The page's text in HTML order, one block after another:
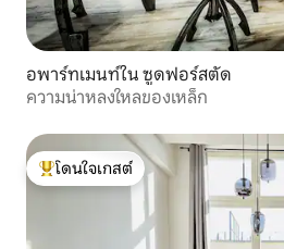
อพาร์ทเมนท์ใน ซูดฟอร์สตัด
ความน่าหลงใหลของเหล็ก
โดนใจเกสต์ที่สุด
โดนใจเกสต์